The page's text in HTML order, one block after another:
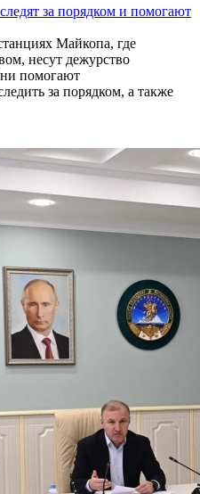
за порядком и помогают
Майкопа, где
несут дежурство
помогают
за порядком, а также